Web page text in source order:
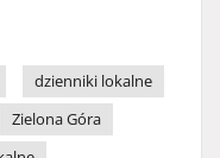
dzienniki lokalne
Zielona Góra